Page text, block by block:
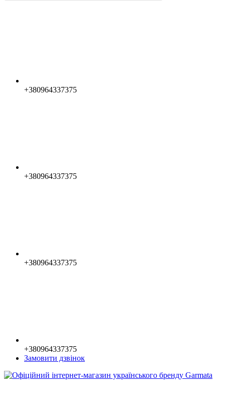
+380964337375
+380964337375
+380964337375
+380964337375
Замовити дзвінок